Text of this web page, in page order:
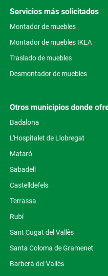
Servicios más solicitados
Montador de muebles
Montador de muebles IKEA
Traslado de muebles
Desmontador de muebles
Otros municipios donde
Badalona
L'Hospitalet de Llobregat
Mataró
Sabadell
Castelldefels
Terrassa
Rubí
Sant Cugat del Vallès
Santa Coloma de Gramenet
Barberà del Vallès